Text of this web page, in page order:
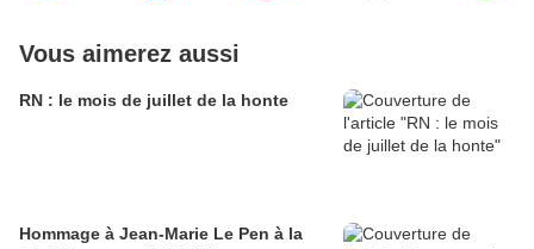
Vous aimerez aussi
RN : le mois de juillet de la honte
Hommage à Jean-Marie Le Pen à la